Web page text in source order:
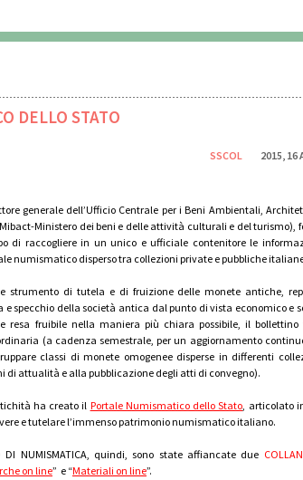
DELLO STATO
2015, 16
SSCOL
generale dell’Ufficio Centrale per i Beni Ambientali,
Ministero dei beni e delle attività culturali e del turismo),
di raccogliere in un unico e ufficiale contenitore le
numismatico disperso tra collezioni private e pubbliche
strumento di tutela e di fruizione delle monete antiche,
specchio della società antica dal punto di vista economico e
resa fruibile nella maniera più chiara possibile, il bollettino
(a cadenza semestrale, per un aggiornamento
classi di monete omogenee disperse in differenti
di attualità e alla pubblicazione degli atti di convegno).
ha creato il Portale Numismatico dello Stato, articolato
e tutelare l’immenso patrimonio numismatico italiano.
NUMISMATICA, quindi, sono state affiancate due
on line” e “Materiali on line”.